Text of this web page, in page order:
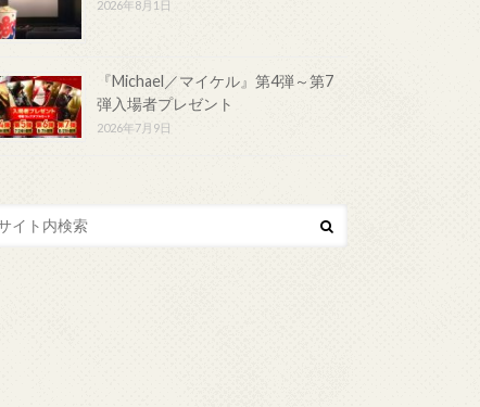
2026年8月1日
『Michael／マイケル』第4弾～第7
弾入場者プレゼント
2026年7月9日